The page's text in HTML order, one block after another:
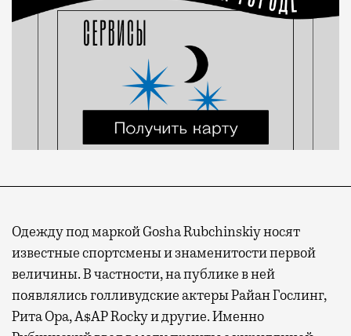
Одежду под маркой Gosha Rubchinskiy носят
известные спортсмены и знаменитости первой
величины. В частности, на публике в ней
появлялись голливудские актеры Райан Гослинг,
Рита Ора, A$AP Rocky и другие. Именно